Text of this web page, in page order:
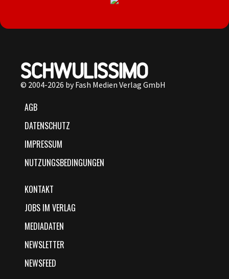
© 2004-2026 by Fash Medien Verlag GmbH
AGB
DATENSCHUTZ
IMPRESSUM
NUTZUNGSBEDINGUNGEN
KONTAKT
JOBS IM VERLAG
MEDIADATEN
NEWSLETTER
NEWSFEED